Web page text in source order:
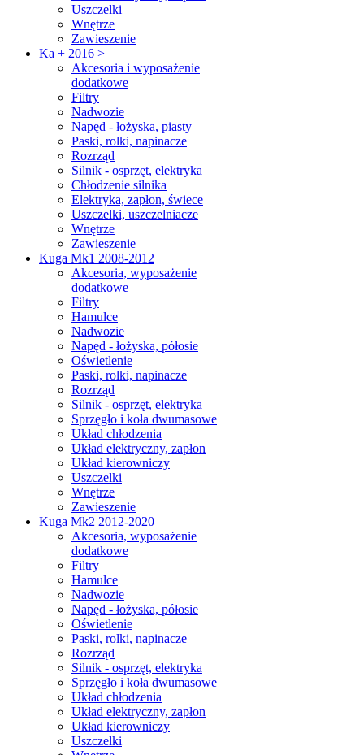
Uszczelki
Wnętrze
Zawieszenie
Ka + 2016 >
Akcesoria i wyposażenie
dodatkowe
Filtry
Nadwozie
Napęd - łożyska, piasty
Paski, rolki, napinacze
Rozrząd
Silnik - osprzęt, elektryka
Chłodzenie silnika
Elektryka, zapłon, świece
Uszczelki, uszczelniacze
Wnętrze
Zawieszenie
Kuga Mk1 2008-2012
Akcesoria, wyposażenie
dodatkowe
Filtry
Hamulce
Nadwozie
Napęd - łożyska, półosie
Oświetlenie
Paski, rolki, napinacze
Rozrząd
Silnik - osprzęt, elektryka
Sprzęgło i koła dwumasowe
Układ chłodzenia
Układ elektryczny, zapłon
Układ kierowniczy
Uszczelki
Wnętrze
Zawieszenie
Kuga Mk2 2012-2020
Akcesoria, wyposażenie
dodatkowe
Filtry
Hamulce
Nadwozie
Napęd - łożyska, półosie
Oświetlenie
Paski, rolki, napinacze
Rozrząd
Silnik - osprzęt, elektryka
Sprzęgło i koła dwumasowe
Układ chłodzenia
Układ elektryczny, zapłon
Układ kierowniczy
Uszczelki